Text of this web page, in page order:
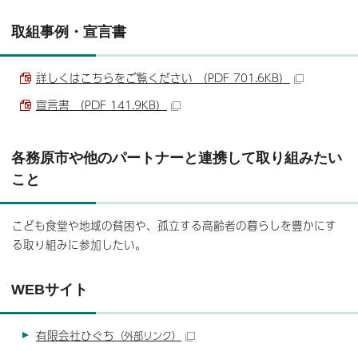
取組事例・宣言書
詳しくはこちらをご覧ください （PDF 701.6KB）
宣言書 （PDF 141.9KB）
各務原市や他のパートナーと連携して取り組みたい
こと
こども食堂や地域の貧困や、孤立する高齢者の暮らしを豊かにす
る取り組みに参加したい。
WEBサイト
有限会社ひぐち （外部リンク）